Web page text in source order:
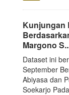
Kunjungan
Margono
Dataset ini
September
Abiyasa dan
Soekarjo